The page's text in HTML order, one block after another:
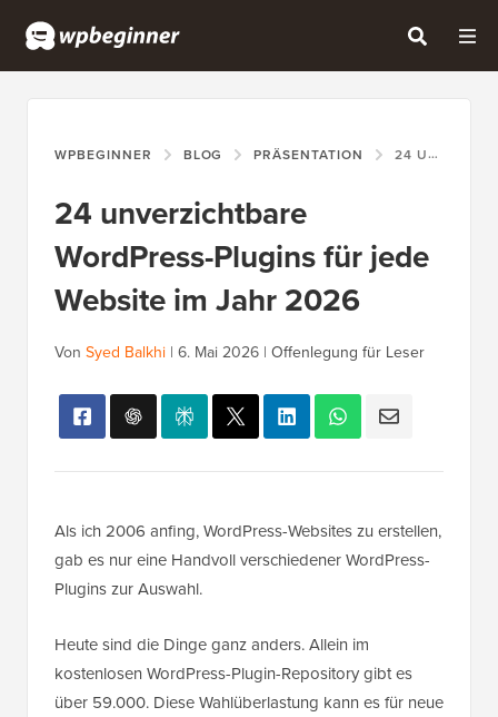
WPBEGINNER BLOG PRÄSENTATION 24 UNVERZICHTBARE WORDPRESS-PLUGINS FÜR JEDE WEBSITE IM JAHR 2026
24 unverzichtbare
WordPress-Plugins für jede
Website im Jahr 2026
Von Syed Balkhi | 6. Mai 2026 | Offenlegung für Leser
Als ich 2006 anfing, WordPress-Websites zu erstellen,
gab es nur eine Handvoll verschiedener WordPress-
Plugins zur Auswahl.
Heute sind die Dinge ganz anders. Allein im
kostenlosen WordPress-Plugin-Repository gibt es
über 59.000. Diese Wahlüberlastung kann es für neue